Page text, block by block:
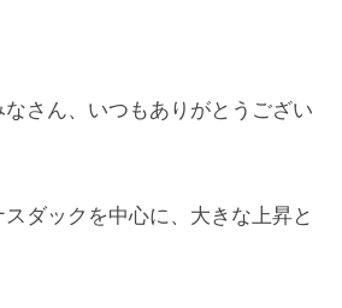
なさん、いつもありがとうござい
ダックを中心に、大きな上昇と